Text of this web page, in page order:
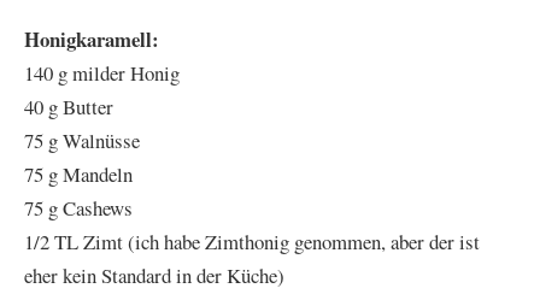
Honigkaramell:
140 g milder Honig
40 g Butter
75 g Walnüsse
75 g Mandeln
75 g Cashews
1/2 TL Zimt (ich habe Zimthonig genommen, aber der ist
eher kein Standard in der Küche)